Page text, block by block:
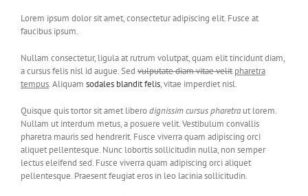
Lorem ipsum dolor sit amet, consectetur adipiscing elit. Fusce at
faucibus ipsum.
Nullam consectetur, ligula at rutrum volutpat, quam elit tincidunt diam,
a cursus felis nisl id augue. Sed vulputate diam vitae velit pharetra
tempus. Aliquam sodales blandit felis, vitae imperdiet nisl.
Quisque quis tortor sit amet liberodignissim cursus pharetra ut lorem.
Nullam ut interdum metus, a posuere velit. Vestibulum convallis
pharetra mauris sed hendrerit. Fusce viverra quam adipiscing orci
aliquet pellentesque. Nunc lobortis sollicitudin nulla, non semper
lectus eleifend sed. Fusce viverra quam adipiscing orci aliquet
pellentesque. Praesent feugiat eros in leo lacinia sollicitudin.